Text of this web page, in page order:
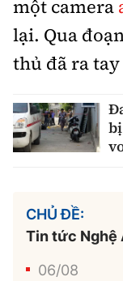
một camera
lại. Qua
thủ đã ra
CHỦ ĐỀ:
Tin tức Nghệ
06/08